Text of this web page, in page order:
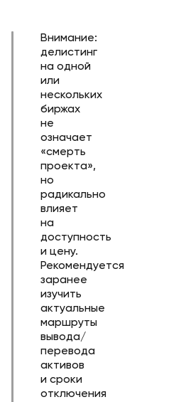
Внимание:
делистинг
на одной
или
нескольких
биржах
не
означает
«смерть
проекта»,
но
радикально
влияет
на
доступность
и цену.
Рекомендуется
заранее
изучить
актуальные
маршруты
вывода/
перевода
активов
и сроки
отключения